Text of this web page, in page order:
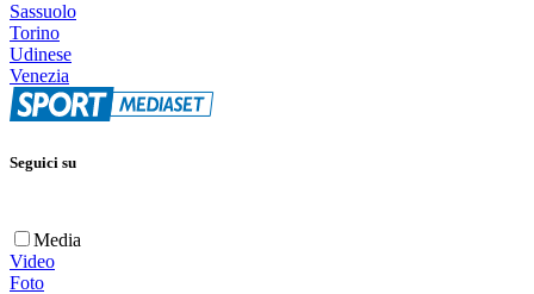
Sassuolo
Torino
Udinese
Venezia
Seguici su
Media
Video
Foto